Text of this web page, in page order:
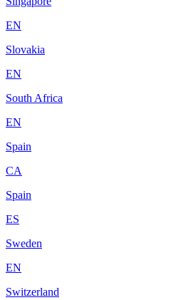
EN
Slovakia
EN
South Africa
EN
Spain
CA
Spain
ES
Sweden
EN
Switzerland